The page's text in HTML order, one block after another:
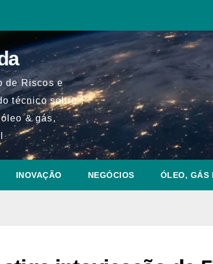
de Riscos e
técnico sobre
& gás,
INOVAÇÃO NEGÓCIOS ÓLEO, GÁS